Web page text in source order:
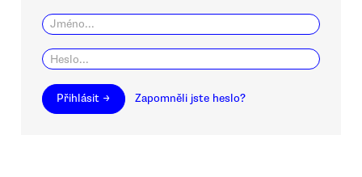
Přihlásit → Zapomněli jste heslo?